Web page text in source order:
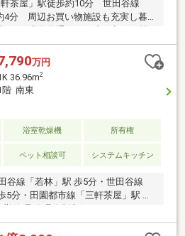
茶屋」駅徒歩約10分 世田谷線
4分 周辺お買い物施設も充実し暮
年9月築の築浅レジデンス○伊藤忠都
分譲「クレヴィアシリーズ」○南向
南北に2面バルコニー付き（北側
ップシンク付き）○2ヶ所のウォーク
など豊富な収納スペース○暮らしを
ー・1620サイズユニットバス・オ
ボックス 等○ペット飼育可（細則
万円
36.96m2
階 南東
浴室乾燥機 所有権
ペット相談可 システムキッチン
谷線「若林」駅 歩5分・世田谷線
5分・田園都市線「三軒茶屋」駅 歩
完備■ペットと暮らせるマンション■